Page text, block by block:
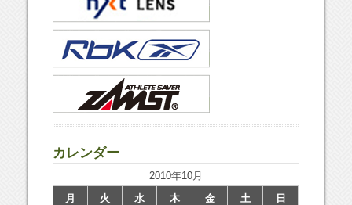
カレンダー
2010年10月
月
火 水 木 金 土 日